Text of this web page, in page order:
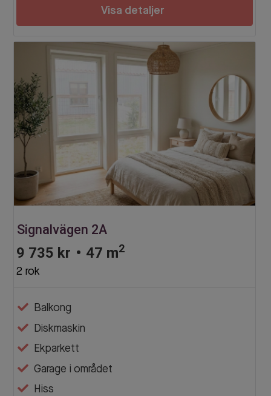
Visa detaljer
Signalvägen 2A
9 735 kr • 47 m2
2 rok
Balkong
Diskmaskin
Ekparkett
Garage i området
Hiss